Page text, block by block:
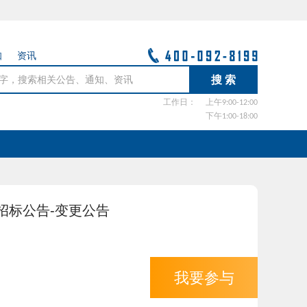
资讯
工作日：
上午9:00-12:00
下午1:00-18:00
标公告-变更公告
我要参与